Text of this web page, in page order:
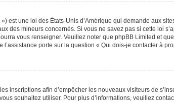
est une loi des États-Unis d’Amérique qui demande aux
des mineurs concernés. Si vous ne savez pas si cette loi
vous renseigner. Veuillez noter que phpBB Limited et
porte sur la question « Qui dois-je contacter à
inscriptions afin d’empêcher les nouveaux visiteurs de
souhaitez utiliser. Pour plus d’informations, veuillez